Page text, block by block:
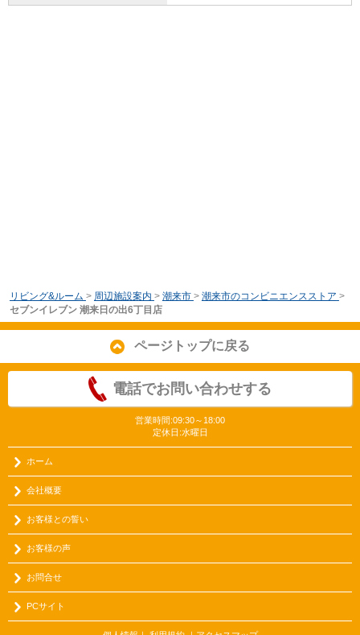
リビング&ルーム > 周辺施設案内 > 潮来市 > 潮来市のコンビニエンスストア >
セブンイレブン 潮来日の出6丁目店
ページトップに戻る
電話でお問い合わせする
営業時間:09:30～18:00
定休日:水曜日
ホーム
会社概要
お客様との誓い
お客様の声
お問合せ
PCサイト